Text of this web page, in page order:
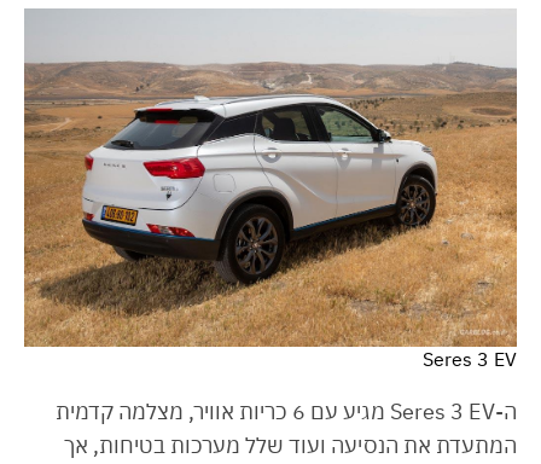
Seres 3 EV
ה-Seres 3 EV מגיע עם 6 כריות אוויר, מצלמה קדמית
המתעדת את הנסיעה ועוד שלל מערכות בטיחות, אך